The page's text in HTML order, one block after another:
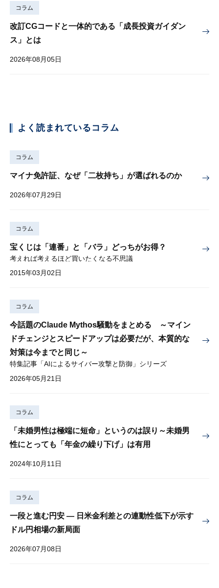
コラム
改訂CGコードと一体的である「成長投資ガイダン
ス」とは
2026年08月05日
よく読まれているコラム
コラム
マイナ免許証、なぜ「二枚持ち」が選ばれるのか
2026年07月29日
コラム
宝くじは「連番」と「バラ」どっちがお得？
考えれば考えるほど買いたくなる不思議
2015年03月02日
コラム
今話題のClaude Mythos騒動をまとめる ～マイン
ドチェンジとスピードアップは必要だが、本質的な
対策は今までと同じ～
特集記事「AIによるサイバー攻撃と防御」シリーズ
2026年05月21日
コラム
「未婚男性は極端に短命」というのは誤り～未婚男
性にとっても「年金の繰り下げ」は有用
2024年10月11日
コラム
一段と進む円安 — 日米金利差との連動性低下が示す
ドル円相場の新局面
2026年07月08日